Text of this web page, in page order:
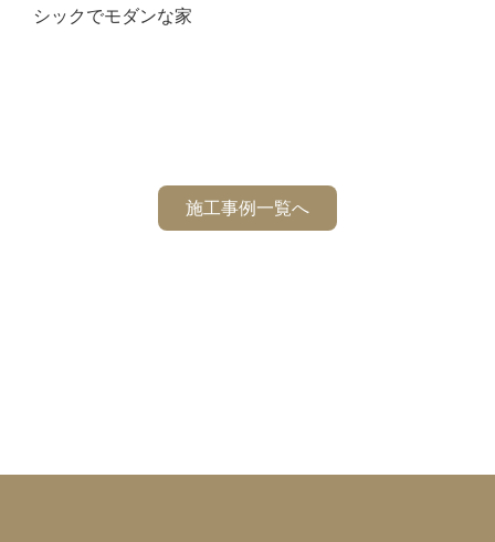
シックでモダンな家
施工事例一覧へ